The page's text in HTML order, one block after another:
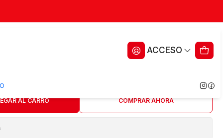
ACCESO
850 gr - Frutilla Banana
AL CARRO COMPRAR AHORA